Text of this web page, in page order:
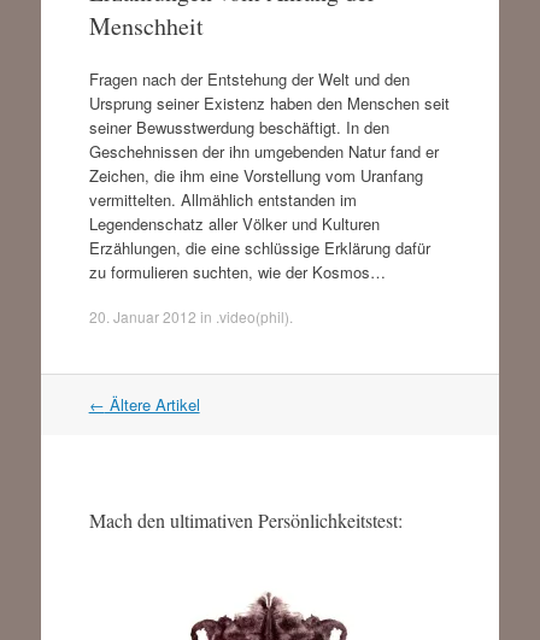
Menschheit
Fragen nach der Entstehung der Welt und den
Ursprung seiner Existenz haben den Menschen seit
seiner Bewusstwerdung beschäftigt. In den
Geschehnissen der ihn umgebenden Natur fand er
Zeichen, die ihm eine Vorstellung vom Uranfang
vermittelten. Allmählich entstanden im
Legendenschatz aller Völker und Kulturen
Erzählungen, die eine schlüssige Erklärung dafür
zu formulieren suchten, wie der Kosmos…
20. Januar 2012 in .video(phil)
Artikel
← Ältere Artikel
Mach den ultimativen Persönlichkeitstest: